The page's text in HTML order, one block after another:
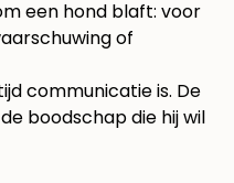
communicatie is. De
boodschap die hij wil